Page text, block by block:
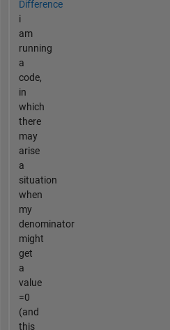
Difference
i
am
running
a
code,
in
which
there
may
arise
a
situation
when
my
denominator
might
get
a
value
=0
(and
this